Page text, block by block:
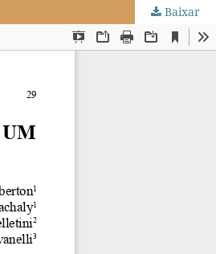
Baixar